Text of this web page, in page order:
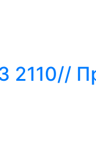
2110//